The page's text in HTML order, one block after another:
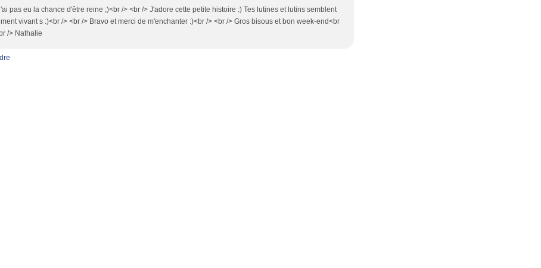
pas eu la chance d'être reine ;)<br /> <br /> J'adore cette petite histoire :) Tes lutines et lutins semblent
vivant s :)<br /> <br /> Bravo et merci de m'enchanter :)<br /> <br /> Gros bisous et bon week-end<br
/> Nathalie